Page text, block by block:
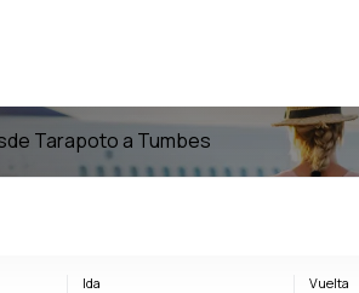
Tarapoto a Tumbes
Ida Vuelta